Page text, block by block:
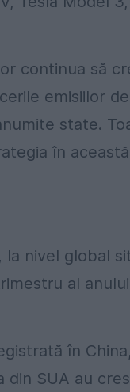
continua să
emisiilor de
state.
în această
la nivel global
al
în
SUA au